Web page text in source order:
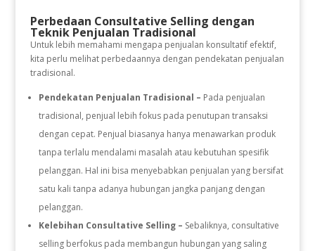
Perbedaan Consultative Selling dengan
Teknik Penjualan Tradisional
Untuk lebih memahami mengapa penjualan konsultatif efektif,
kita perlu melihat perbedaannya dengan pendekatan penjualan
tradisional.
Pendekatan Penjualan Tradisional – Pada penjualan
tradisional, penjual lebih fokus pada penutupan transaksi
dengan cepat. Penjual biasanya hanya menawarkan produk
tanpa terlalu mendalami masalah atau kebutuhan spesifik
pelanggan. Hal ini bisa menyebabkan penjualan yang bersifat
satu kali tanpa adanya hubungan jangka panjang dengan
pelanggan.
Kelebihan Consultative Selling – Sebaliknya, consultative
selling berfokus pada membangun hubungan yang saling